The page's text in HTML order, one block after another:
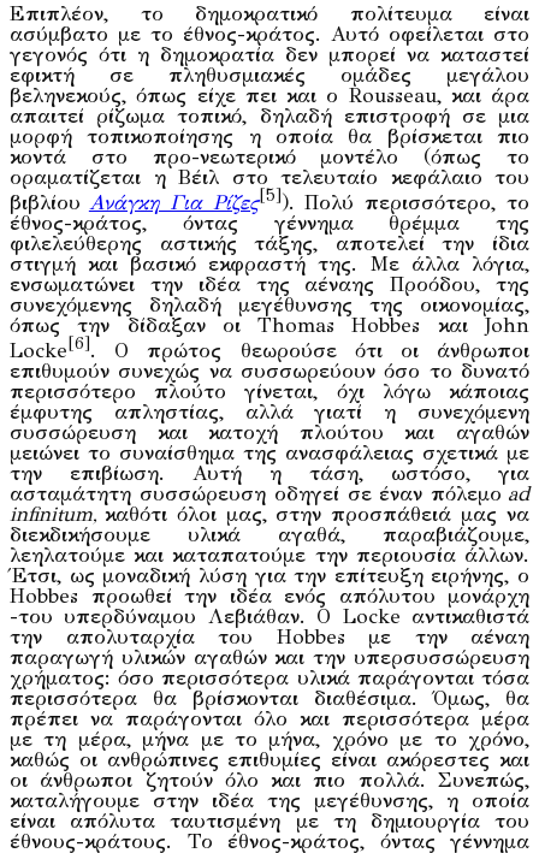
Επιπλέον, το δημοκρατικό πολίτευμα είναι
ασύμβατο με το έθνος-κράτος. Αυτό οφείλεται στο
γεγονός ότι η δημοκρατία δεν μπορεί να καταστεί
εφικτή σε πληθυσμιακές ομάδες μεγάλου
βεληνεκούς, όπως είχε πει και ο Rousseau, και άρα
απαιτεί ρίζωμα τοπικό, δηλαδή επιστροφή σε μια
μορφή τοπικοποίησης η οποία θα βρίσκεται πιο
κοντά στο προ-νεωτερικό μοντέλο (όπως το
οραματίζεται η Βέιλ στο τελευταίο κεφάλαιο του
βιβλίου Ανάγκη Για Ρίζες[5]). Πολύ περισσότερο, το
έθνος-κράτος, όντας γέννημα θρέμμα της
φιλελεύθερης αστικής τάξης, αποτελεί την ίδια
στιγμή και βασικό εκφραστή της. Με άλλα λόγια,
ενσωματώνει την ιδέα της αέναης Προόδου, της
συνεχόμενης δηλαδή μεγέθυνσης της οικονομίας,
όπως την δίδαξαν οι Thomas Hobbes και John
Locke[6]. Ο πρώτος θεωρούσε ότι οι άνθρωποι
επιθυμούν συνεχώς να συσσωρεύουν όσο το δυνατό
περισσότερο πλούτο γίνεται, όχι λόγω κάποιας
έμφυτης απληστίας, αλλά γιατί η συνεχόμενη
συσσώρευση και κατοχή πλούτου και αγαθών
μειώνει το συναίσθημα της ανασφάλειας σχετικά με
την επιβίωση. Αυτή η τάση, ωστόσο, για
ασταμάτητη συσσώρευση οδηγεί σε έναν πόλεμοad
infinitum, καθότι όλοι μας, στην προσπάθειά μας να
διεκδικήσουμε υλικά αγαθά, παραβιάζουμε,
λεηλατούμε και καταπατούμε την περιουσία άλλων.
Έτσι, ως μοναδική λύση για την επίτευξη ειρήνης, ο
Hobbes προωθεί την ιδέα ενός απόλυτου μονάρχη
-του υπερδύναμου Λεβιάθαν. Ο Locke αντικαθιστά
την απολυταρχία του Hobbes με την αέναη
παραγωγή υλικών αγαθών και την υπερσυσσώρευση
χρήματος: όσο περισσότερα υλικά παράγονται τόσα
περισσότερα θα βρίσκονται διαθέσιμα. Όμως, θα
πρέπει να παράγονται όλο και περισσότερα μέρα
με τη μέρα, μήνα με το μήνα, χρόνο με το χρόνο,
καθώς οι ανθρώπινες επιθυμίες είναι ακόρεστες και
οι άνθρωποι ζητούν όλο και πιο πολλά. Συνεπώς,
καταλήγουμε στην ιδέα της μεγέθυνσης, η οποία
είναι απόλυτα ταυτισμένη με τη δημιουργία του
έθνους-κράτους. Το έθνος-κράτος, όντας γέννημα